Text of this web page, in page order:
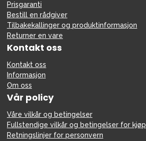
Prisgaranti
Bestill en rådgiver
Tilbakekallinger og produktinformasjon
Returner en vare
Kontakt oss
Kontakt oss
Informasjon
Om oss
Vår policy
Våre vilkår og betingelser
Fullstendige vilkår og betingelser for kjøp
Retningslinjer for personvern